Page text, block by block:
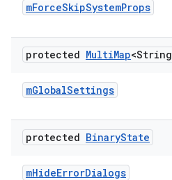
mForceSkipSystemProps
protected MultiMap<String
mGlobalSettings
protected BinaryState
mHideErrorDialogs